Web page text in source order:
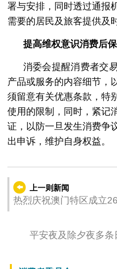
署与安排，同时透过通报
需要的居民及旅客提供及
提高维权意识消费后
消委会提醒消费者交
产品或服务的内容细节，
须留意有关优惠条款，特
使用的限制，同时，紧记
证，以防一旦发生消费争
出申诉，维护自身权益。
上一则新闻
热烈庆祝澳门特区成立
平安夜及除夕夜多